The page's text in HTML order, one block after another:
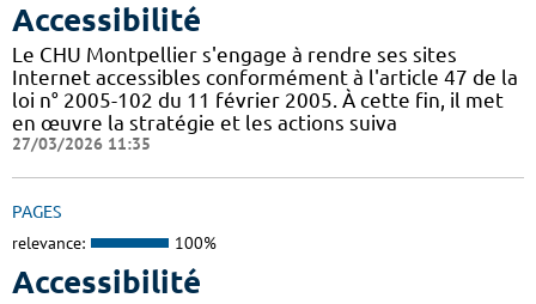
Accessibilité
Le CHU Montpellier s'engage à rendre ses sites
Internet accessibles conformément à l'article 47 de la
loi n° 2005-102 du 11 février 2005. À cette fin, il met
en œuvre la stratégie et les actions suiva
27/03/2026 11:35
PAGES
relevance: 100%
Accessibilité